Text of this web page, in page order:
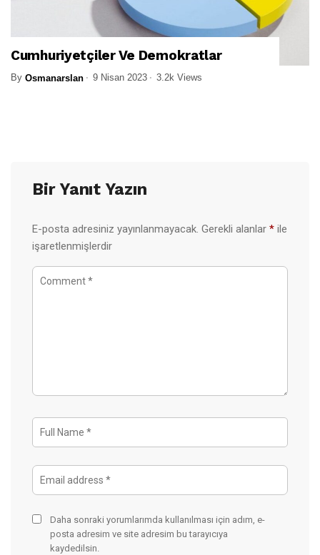
Cumhuriyetçiler Ve Demokratlar
By Osmanarslan 9 Nisan 2023 3.2k Views
Bir Yanıt Yazın
E-posta adresiniz yayınlanmayacak. Gerekli alanlar * ile
işaretlenmişlerdir
Daha sonraki yorumlarımda kullanılması için adım, e-
posta adresim ve site adresim bu tarayıcıya
kaydedilsin.